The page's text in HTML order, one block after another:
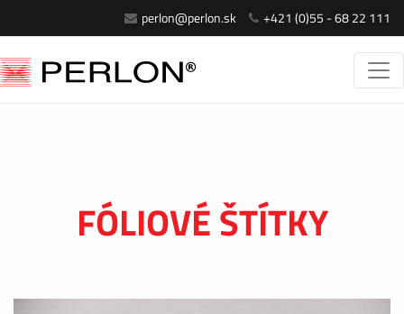
perlon@perlon.sk +421 (0)55 - 68 22 111
FÓLIOVÉ ŠTÍTKY